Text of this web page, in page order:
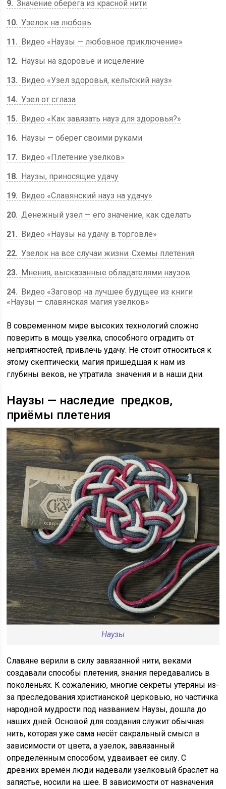
9 Значение оберега из красной нити
10 Узелок на любовь
11
Видео «Наузы — любовное приключение»
12
Наузы на здоровье и исцеление
13
Видео «Узел здоровья, кельтский науз»
14 Узел от сглаза
15
Видео «Как завязать науз для здоровья?»
16
Наузы — оберег своими руками
17
Видео «Плетение узелков»
18
Наузы, приносящие удачу
19
Видео «Славянский науз на удачу»
20 Денежный узел — его значение, как сделать
21
Видео «Наузы на удачу в торговле»
22 Узелок на все случаи жизни. Схемы плетения
23
Мнения, высказанные обладателями наузов
24
Видео «Заговор на лучшее будущее из книги
«Наузы — славянская магия узелков»
В современном мире высоких технологий сложно
поверить в мощь узелка, способного оградить от
неприятностей, привлечь удачу. Не стоит относиться к
этому скептически, магия пришедшая к нам из
глубины веков, не утратила значения и в наши дни.
Наузы — наследие предков,
приёмы плетения
Наузы
Славяне верили в силу завязанной нити, веками
создавали способы плетения, знания передавались в
поколеньях. К сожалению, многие секреты утеряны из-
за преследования христианской церковью, но частичка
народной мудрости под названием Наузы, дошла до
наших дней. Основой для создания служит обычная
нить, которая уже сама несёт сакральный смысл в
зависимости от цвета, а узелок, завязанный
определённым способом, удваивает её силу. С
древних времён люди надевали узелковый браслет на
запястье, носили на шее. В зависимости от назначения